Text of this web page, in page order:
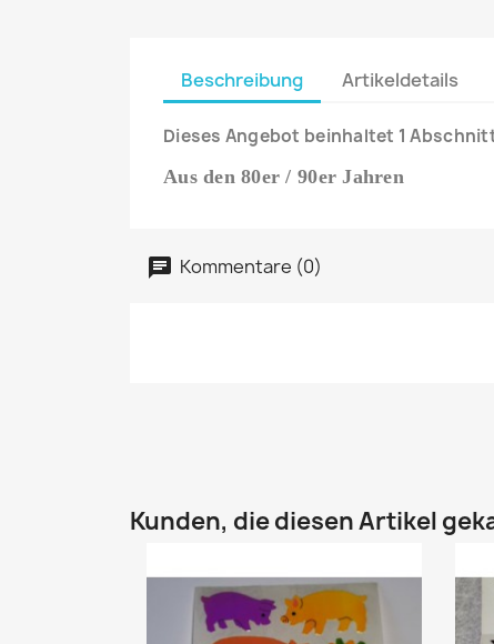
Beschreibung Artikeldetails
Dieses Angebot beinhaltet 1
Aus den 80er / 90er Jahren
Kommentare (0)
Kunden, die diesen Artikel